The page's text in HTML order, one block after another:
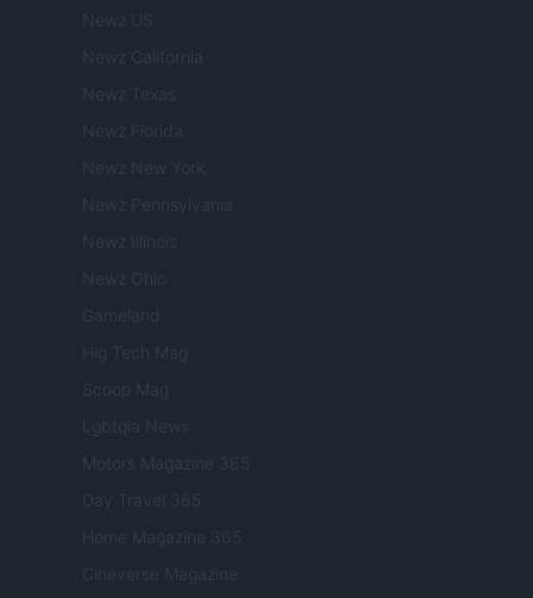
Newz US
Newz California
Newz Texas
Newz Florida
Newz New York
Newz Pennsylvania
Newz Illinois
Newz Ohio
Gameland
Hig Tech Mag
Scoop Mag
Lgbtqia News
Motors Magazine 365
Day Travel 365
Home Magazine 365
Cineverse Magazine